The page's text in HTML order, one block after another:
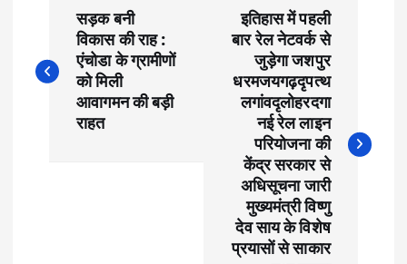
o
s
सड़क बनी
विकास की राह :
एंचोडा के ग्रामीणों
को मिली
आवागमन की बड़ी
राहत
इतिहास में पहली
बार रेल नेटवर्क से
जुड़ेगा जशपुर
धरमजयगढ़दृपत्थ
लगांवदृलोहरदगा
नई रेल लाइन
परियोजना की
केंद्र सरकार से
अधिसूचना जारी
मुख्यमंत्री विष्णु
देव साय के विशेष
प्रयासों से साकार